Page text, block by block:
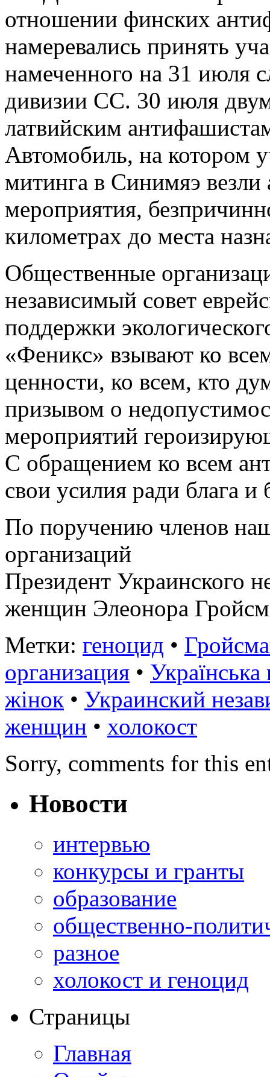
отношении финских
намеревались принять
намеченного на 31 июля
дивизии СС. 30 июля
латвийским
Автомобиль, на котором
митинга в Синимяэ везли
мероприятия,
километрах до места
Общественные
независимый совет
поддержки
«Феникс» взывают ко
ценности, ко всем, кто
призывом о
мероприятий
С обращением ко всем
свои усилия ради блага
По поручению членов
организаций
Президент Украинского
женщин Элеонора
Метки: геноцид •
организация •
жінок • Украинский
женщин • холокост
Sorry, comments for this
Новости
интервью
конкурсы и гранты
образование
общественно-
разное
холокост и геноцид
Страницы
Главная